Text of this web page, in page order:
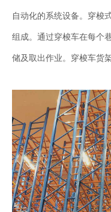
自动化的系统设备。穿梭
组成。通过穿梭车在每个
储及取出作业。穿梭车货